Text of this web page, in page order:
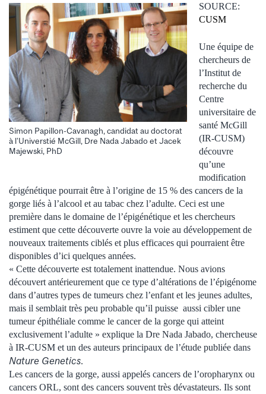
Simon Papillon-Cavanagh, candidat au doctorat
à l’Universtié McGill, Dre Nada Jabado et Jacek
Majewski, PhD
SOURCE:
CUSM
Une équipe de
chercheurs de
l’Institut de
recherche du
Centre
universitaire de
santé McGill
(IR-CUSM)
découvre
qu’une
modification
épigénétique pourrait être à l’origine de 15 % des cancers de la
gorge liés à l’alcool et au tabac chez l’adulte. Ceci est une
première dans le domaine de l’épigénétique et les chercheurs
estiment que cette découverte ouvre la voie au développement de
nouveaux traitements ciblés et plus efficaces qui pourraient être
disponibles d’ici quelques années.
« Cette découverte est totalement inattendue. Nous avions
découvert antérieurement que ce type d’altérations de l’épigénome
dans d’autres types de tumeurs chez l’enfant et les jeunes adultes,
mais il semblait très peu probable qu’il puisse aussi cibler une
tumeur épithéliale comme le cancer de la gorge qui atteint
exclusivement l’adulte » explique la Dre Nada Jabado, chercheuse
à IR-CUSM et un des auteurs principaux de l’étude publiée dans
Nature Genetics.
Les cancers de la gorge, aussi appelés cancers de l’oropharynx ou
cancers ORL, sont des cancers souvent très dévastateurs. Ils sont